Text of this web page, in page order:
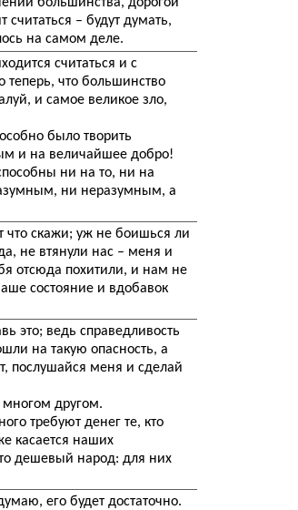
– будут думать,
на самом деле.
считаться и с
теперь, что большинство
и самое великое зло,
было творить
и на величайшее добро!
ни на то, ни на
ни неразумным, а
что скажи; уж не боишься ли
не втянули нас – меня и
отсюда похитили, и нам не
состояние и вдобавок
это; ведь справедливость
на такую опасность, а
послушайся меня и сделай
многом другом.
требуют денег те, кто
касается наших
дешевый народ: для них
его будет достаточно.